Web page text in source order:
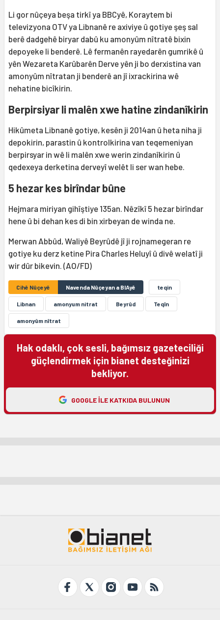
Li gor nûçeya beşa tirkî ya BBCyê, Koraytem bi
televizyona OTV ya Libnanê re axiviye û gotiye şeş sal
berê dadgehê biryar dabû ku amonyûm nîtratê bixin
depoyeke li benderê. Lê fermanên rayedarên gumrikê û
yên Wezareta Karûbarên Derve yên ji bo derxistina van
amonyûm nîtratan ji benderê an jî ixrackirina wê
nehatine bicîkirin.
Berpirsiyar li malên xwe hatine zindanîkirin
Hikûmeta Libnanê gotiye, kesên ji 2014an û heta niha ji
depokirin, parastin û kontrolkirina van teqemeniyan
berpirsyar in wê li malên xwe werin zindanîkirin û
qedexeya derketina derveyî welêt li ser wan hebe.
5 hezar kes birîndar bûne
Hejmara miriyan gihîştiye 135an. Nêzîkî 5 hezar birîndar
hene û bi dehan kes di bin xirbeyan de winda ne.
Merwan Abbûd, Waliyê Beyrûdê jî ji rojnamegeran re
gotiye ku derz ketine Pira Charles Heluyî û divê welatî ji
wir dûr bikevin. (AO/FD)
Cihê Nûçeyê Navenda Nûçeyan a BIAyê teqin
Libnan amonyum nitrat Beyrûd Teqîn
amonyûm nîtrat
Hak odaklı, çok sesli, bağımsız gazeteciliği
güçlendirmek için bianet desteğinizi
bekliyor.
GOOGLE ILE KATKIDA BULUNUN